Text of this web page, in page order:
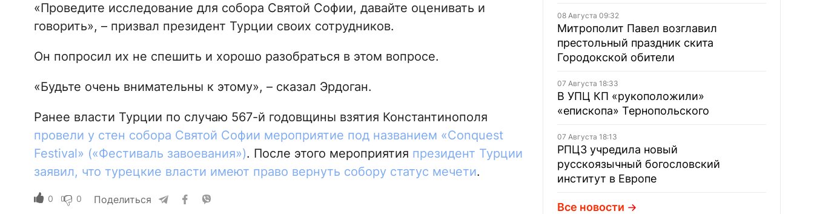
«Проведите исследование для собора Святой Софии, давайте оценивать и
говорить», – призвал президент Турции своих сотрудников.
Он попросил их не спешить и хорошо разобраться в этом вопросе.
«Будьте очень внимательны к этому», – сказал Эрдоган.
Ранее власти Турции по случаю 567-й годовщины взятия Константинополя
провели у стен собора Святой Софии мероприятие под названием «Conquest
Festival» («Фестиваль завоевания»). После этого мероприятия президент Турции
заявил, что турецкие власти имеют право вернуть собору статус мечети.
0 0 Поделиться
08 Августа 09:32
Митрополит Павел возглавил
престольный праздник скита
Городокской обители
07 Августа 18:33
В УПЦ КП «рукоположили»
«епископа» Тернопольского
07 Августа 18:13
РПЦЗ учредила новый
русскоязычный богословский
институт в Европе
Все новости